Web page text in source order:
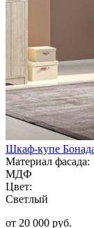
Шкаф-купе
Материал фасада:
МДФ
Цвет:
Светлый
от 20 000 руб.